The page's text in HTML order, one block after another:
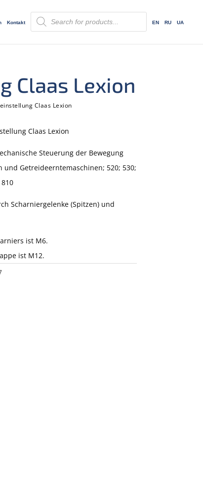
Kontakt
Products
search
EN RU UA
Claas Lexion
Claas Lexion
Claas Lexion
Steuerung der Bewegung
und Getreideerntemaschinen; 520; 530;
Scharniergelenke (Spitzen) und
ist M6.
ist M12.